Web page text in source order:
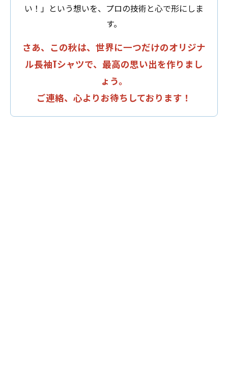
い！」という想いを、プロの技術と心で形にしま
す。
さあ、この秋は、世界に一つだけのオリジナ
ル長袖Tシャツで、最高の思い出を作りまし
ょう。
ご連絡、心よりお待ちしております！